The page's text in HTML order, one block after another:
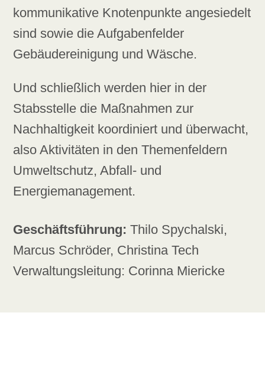
kommunikative Knotenpunkte angesiedelt
sind sowie die Aufgabenfelder
Gebäudereinigung und Wäsche.
Und schließlich werden hier in der
Stabsstelle die Maßnahmen zur
Nachhaltigkeit koordiniert und überwacht,
also Aktivitäten in den Themenfeldern
Umweltschutz, Abfall- und
Energiemanagement.
Geschäftsführung: Thilo Spychalski,
Marcus Schröder, Christina Tech
Verwaltungsleitung: Corinna Miericke